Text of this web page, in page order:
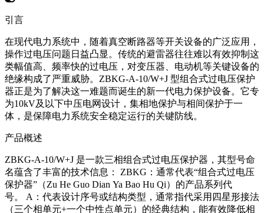
引言
在现代电力系统中，随着真空断路器等开关设备的广泛应用，
操作过电压问题日益凸显。传统的避雷器往往难以有效抑制这
类幅值高、频率快的过电压，对变压器、电动机等关键设备的
绝缘构成了严重威胁。ZBKG-A-10/W+J 型组合式过电压保护
器正是为了解决这一难题而诞生的新一代电力保护设备。它专
为10kV及以下中压电网设计，集相地保护与相间保护于一
体，是保障电力系统安全稳定运行的关键防线。
产品概述
ZBKG-A-10/W+J 是一款三相组合式过电压保护器，其型号命
名蕴含了丰富的技术信息： ZBKG：通常代表“组合式过电压
保护器”（Zu He Guo Dian Ya Bao Hu Qi）的产品系列代
号。 A：代表设计序号或结构类型，通常指代采用四星形接法
（三个相单元+一个中性点单元）的经典结构，能有效降低相